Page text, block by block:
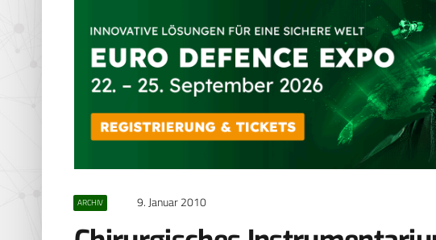
ARCHIV 9. Januar 2010